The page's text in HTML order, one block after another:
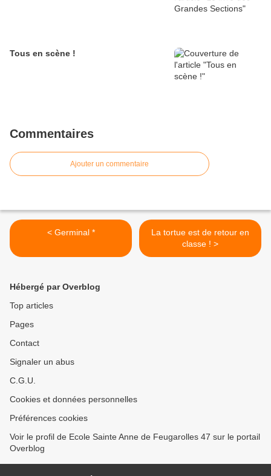
Tous en scène !
Commentaires
Ajouter un commentaire
< Germinal *
La tortue est de retour en
classe ! >
Hébergé par Overblog
Top articles
Pages
Contact
Signaler un abus
C.G.U.
Cookies et données personnelles
Préférences cookies
Voir le profil de Ecole Sainte Anne de Feugarolles 47 sur le portail
Overblog